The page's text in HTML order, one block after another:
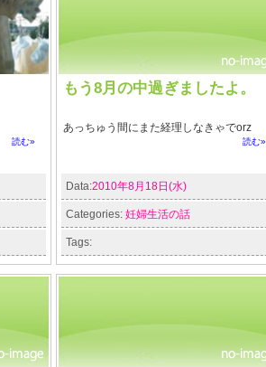
読む»
もう8月の中過ぎましたよ。
あっちゅう間にまた経理しなきゃでorz
読む»
Data:2010年8月18日(水)
Categories: 妊婦生活の話
Tags: